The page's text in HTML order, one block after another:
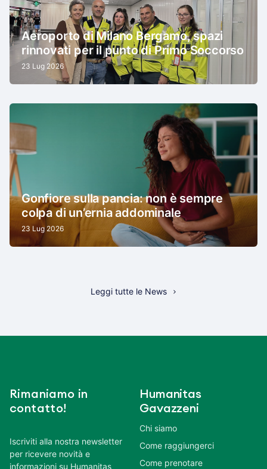
Aeroporto di Milano Bergamo, spazi
rinnovati per il punto di Primo Soccorso
23 Lug 2026
Gonfiore sulla pancia: non è sempre
colpa di un’ernia addominale
23 Lug 2026
Leggi tutte le News
Rimaniamo in
contatto!
Iscriviti alla nostra newsletter
per ricevere novità e
informazioni su Humanitas
Humanitas
Gavazzeni
Chi siamo
Come raggiungerci
Come prenotare